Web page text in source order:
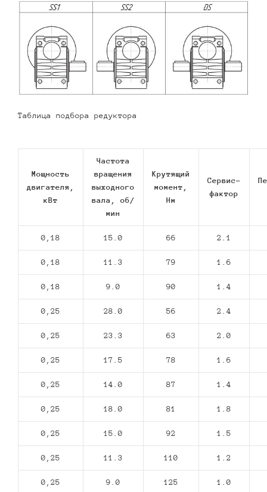
Таблица подбора редуктора
Мощность
двигателя,
кВт
Частота
вращения
выходного
вала, об/
мин
Крутящий
момент,
Нм
Сервис-
фактор
0,18 15.0 66 2.1
0,18 11.3 79 1.6
0,18 9.0 90 1.4
0,25 28.0 56 2.4
0,25 23.3 63 2.0
0,25 17.5 78 1.6
0,25 14.0 87 1.4
0,25 18.0 81 1.8
0,25 15.0 92 1.5
0,25 11.3 110 1.2
0,25 9.0 125 1.0